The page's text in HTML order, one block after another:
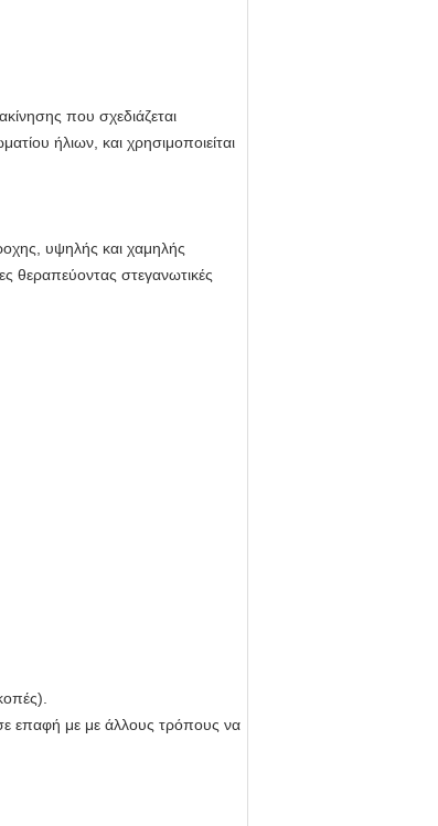
που σχεδιάζεται
ήλιων, και χρησιμοποιείται
υψηλής και χαμηλής
θεραπεύοντας στεγανωτικές
επαφή με με άλλους τρόπους να